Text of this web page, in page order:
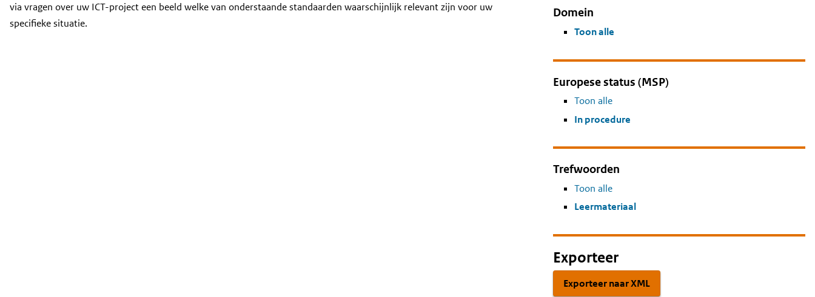
via vragen over uw ICT-project een beeld welke van onderstaande standaarden waarschijnlijk relevant zijn voor uw
specifieke situatie.
Domein
Toon alle
Europese status (MSP)
Toon alle
In procedure
Trefwoorden
Toon alle
Leermateriaal
Exporteer
Exporteer naar XML